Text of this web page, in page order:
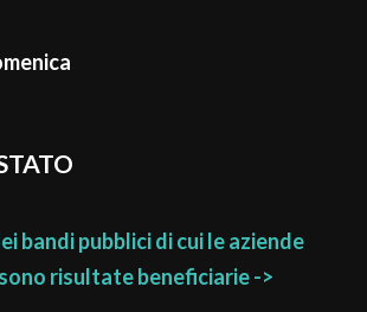
bandi pubblici di cui le aziende
risultate beneficiarie ->